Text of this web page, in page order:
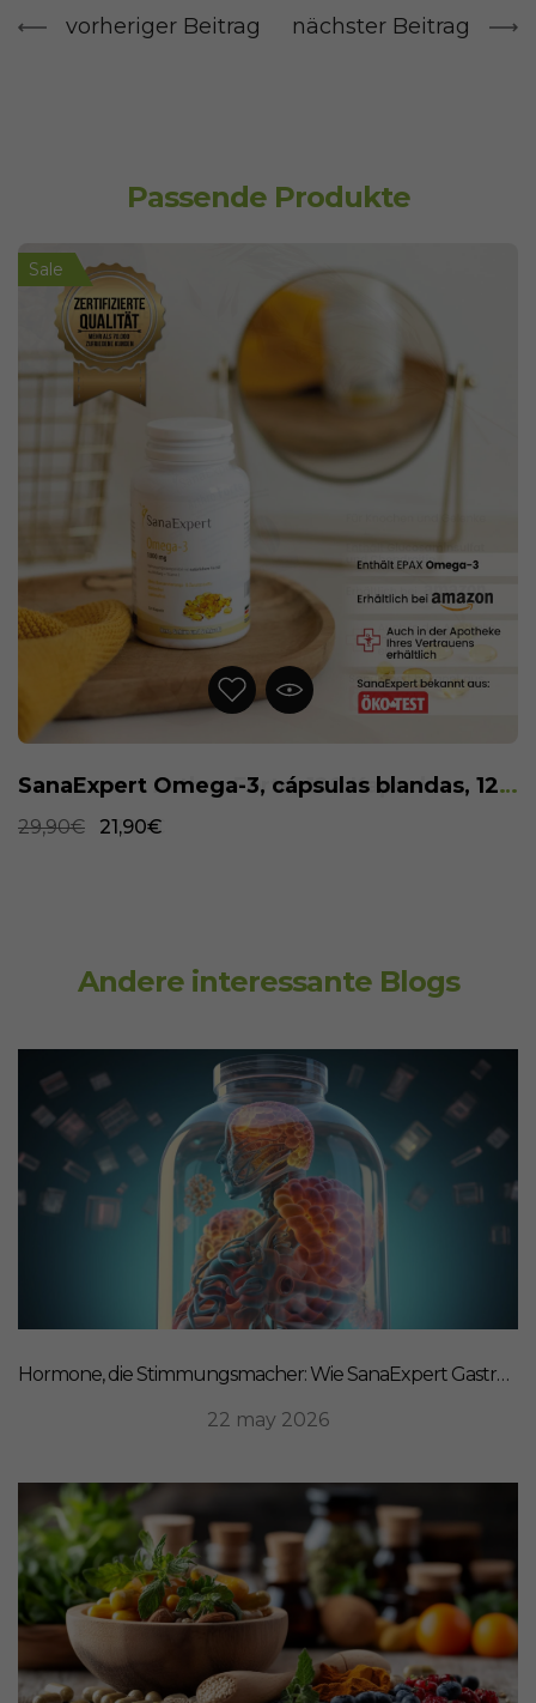
vorheriger Beitrag nächster Beitrag
Passende Produkte
Sale
SanaExpert Omega-3, cápsulas blandas, 120 piezas
29,90€ 21,90€
Andere interessante Blogs
Hormone, die Stimmungsmacher: Wie SanaExpert Gastro Forte Ihre Darm-Hirn-Verbindung unterstützt
22 may 2026